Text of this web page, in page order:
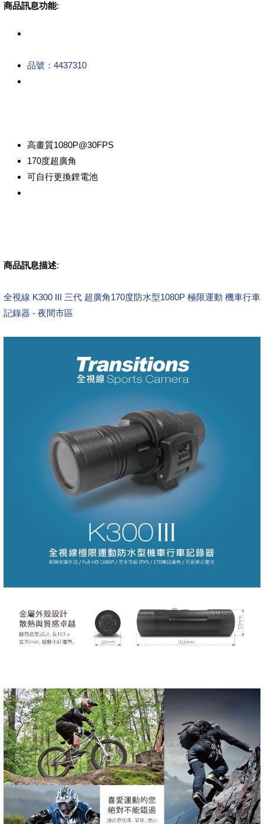
商品訊息功能:
品號：4437310
高畫質1080P@30FPS
170度超廣角
可自行更換鋰電池
商品訊息描述:
全視線 K300 III 三代 超廣角170度防水型1080P 極限運動 機車行車
記錄器 - 夜間市區